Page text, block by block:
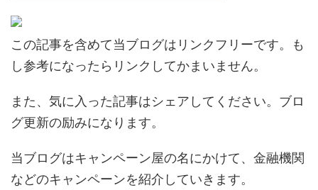
この記事を含めて当ブログはリンクフリーです。も
し参考になったらリンクしてかまいません。
また、気に入った記事はシェアしてください。ブロ
グ更新の励みになります。
当ブログはキャンペーン屋の名にかけて、金融機関
などのキャンペーンを紹介していきます。